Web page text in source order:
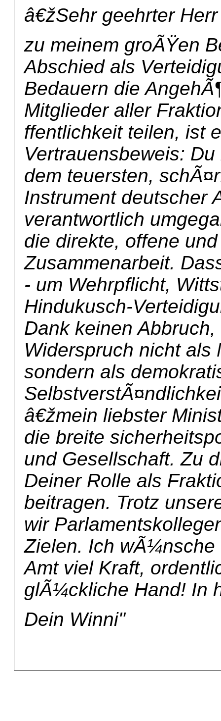
â€žSehr geehrter
zu meinem groÃŸen
Abschied als
Bedauern die
Mitglieder aller
ffentlichkeit teilen, ist
Vertrauensbeweis:
dem teuersten,
Instrument deutscher
verantwortlich
die direkte, offene
Zusammenarbeit.
- um Wehrpflicht,
Hindukusch-
Dank keinen
Widerspruch nicht als
sondern als
â€žmein liebster
die breite
und Gesellschaft. Zu
Deiner Rolle als
beitragen. Trotz
wir
Zielen. Ich wÃ¼nsche
Amt viel Kraft,
glÃ¼ckliche Hand! In
Dein Winni"